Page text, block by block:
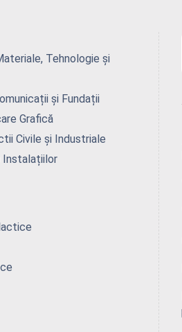
Tehnologie și
și Fundații
Grafică
Civile și Industriale
Instalațiilor